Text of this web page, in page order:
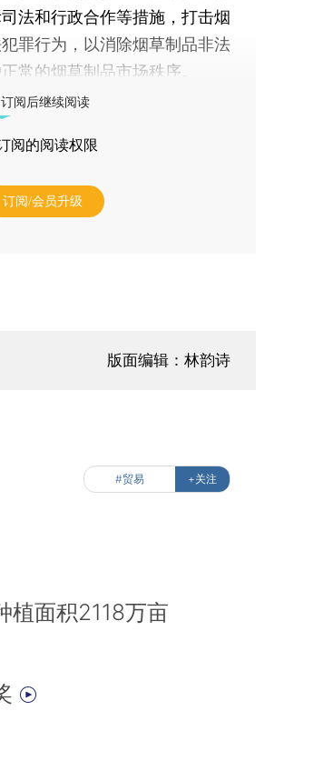
法和行政合作等措施，打击烟
罪行为，以消除烟草制品非法
常的烟草制品市场秩序。
阅后继续阅读
阅的阅读权限
订阅/会员升级
版面编辑：林韵诗
#贸易 +关注
植面积2118万亩